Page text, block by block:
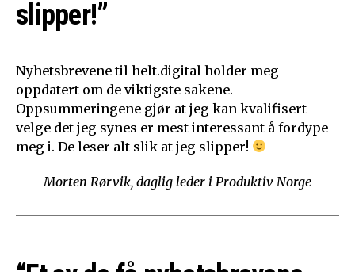
slipper!”
Nyhetsbrevene til helt.digital holder meg
oppdatert om de viktigste sakene.
Oppsummeringene gjør at jeg kan kvalifisert
velge det jeg synes er mest interessant å fordype
meg i. De leser alt slik at jeg slipper!
– Morten Rørvik, daglig leder i Produktiv Norge –